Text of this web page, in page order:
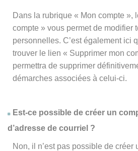
Dans la rubrique « Mon compte »,
compte » vous permet de modifier
personnelles. C’est également ici
trouver le lien « Supprimer mon
permettra de supprimer
démarches associées à celui-ci.
Est-ce possible de créer un
d’adresse de courriel ?
Non, il n’est pas possible de créer